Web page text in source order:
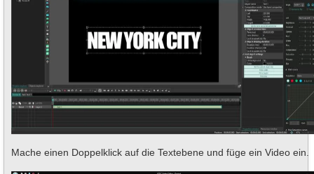
Mache einen Doppelklick auf die Textebene und füge ein Video ein.